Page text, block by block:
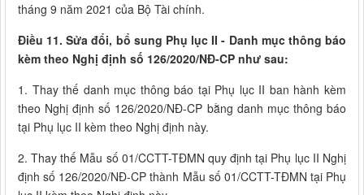
tháng 9 năm 2021 của Bộ Tài chính.
Điều 11. Sửa đổi, bổ sung Phụ lục II - Danh mục thông báo
kèm theo Nghị định số 126/2020/NĐ-CP như sau:
1. Thay thế danh mục thông báo tại Phụ lục II ban hành kèm
theo Nghị định số 126/2020/NĐ-CP bằng danh mục thông báo
tại Phụ lục II kèm theo Nghị định này.
2. Thay thế Mẫu số 01/CCTT-TĐMN quy định tại Phụ lục II Nghị
định số 126/2020/NĐ-CP thành Mẫu số 01/CCTT-TĐMN tại Phụ